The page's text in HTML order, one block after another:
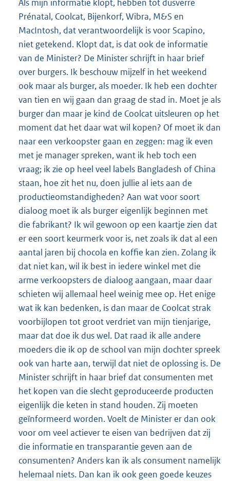
Als mijn informatie klopt, hebben tot dusverre
Prénatal, Coolcat, Bijenkorf, Wibra, M&S en
MacIntosh, dat verantwoordelijk is voor Scapino,
niet getekend. Klopt dat, is dat ook de informatie
van de Minister? De Minister schrijft in haar brief
over burgers. Ik beschouw mijzelf in het weekend
ook maar als burger, als moeder. Ik heb een dochter
van tien en wij gaan dan graag de stad in. Moet je als
burger dan maar je kind de Coolcat uitsleuren op het
moment dat het daar wat wil kopen? Of moet ik dan
naar een verkoopster gaan en zeggen: mag ik even
met je manager spreken, want ik heb toch een
vraag; ik zie op heel veel labels Bangladesh of China
staan, hoe zit het nu, doen jullie al iets aan de
productieomstandigheden? Aan wat voor soort
dialoog moet ik als burger eigenlijk beginnen met
die fabrikant? Ik wil gewoon op een kaartje zien dat
er een soort keurmerk voor is, net zoals ik dat al een
aantal jaren bij chocola en koffie kan zien. Zolang ik
dat niet kan, wil ik best in iedere winkel met die
arme verkoopsters de dialoog aangaan, maar daar
schieten wij allemaal heel weinig mee op. Het enige
wat ik kan bedenken, is dan maar de Coolcat strak
voorbijlopen tot groot verdriet van mijn tienjarige,
maar dat doe ik dus wel. Dat raad ik alle andere
moeders die ik op de school van mijn dochter spreek
ook van harte aan, terwijl dat niet de oplossing is. De
Minister schrijft in haar brief dat consumenten met
het kopen van die slecht geproduceerde producten
eigenlijk die keten in stand houden. Zij moeten
geïnformeerd worden. Voelt de Minister er dan ook
voor om veel actiever te eisen van bedrijven dat zij
die informatie en transparantie geven aan de
consumenten? Anders kan ik als consument namelijk
helemaal niets. Dan kan ik ook geen goede keuzes